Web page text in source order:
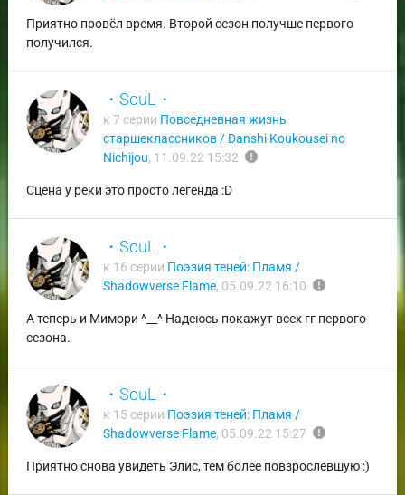
Приятно провёл время. Второй сезон получше первого
получился.
・SouL・
к 7 серии Повседневная жизнь
старшеклассников / Danshi Koukousei no
Nichijou, 11.09.22 15:32 report
Сцена у реки это просто легенда :D
・SouL・
к 16 серии Поэзия теней: Пламя /
Shadowverse Flame, 05.09.22 16:10 report
А теперь и Мимори ^__^ Надеюсь покажут всех гг первого
сезона.
・SouL・
к 15 серии Поэзия теней: Пламя /
Shadowverse Flame, 05.09.22 15:27 report
Приятно снова увидеть Элис, тем более повзрослевшую :)